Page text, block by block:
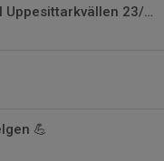
Försäljning av Bingolotter till Uppesittarkvällen 23/12
💪